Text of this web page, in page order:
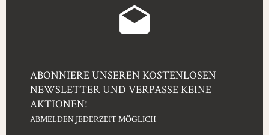
ABONNIERE UNSEREN KOSTENLOSEN
NEWSLETTER UND VERPASSE KEINE
AKTIONEN!
ABMELDEN JEDERZEIT MÖGLICH